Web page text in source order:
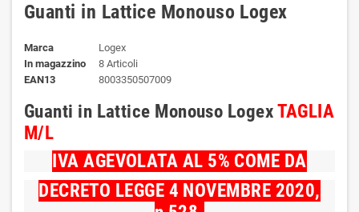
Guanti in Lattice Monouso Logex
Marca
Logex
In magazzino
8 Articoli
EAN13
8003350507009
Guanti in Lattice Monouso LogexTAGLIA
M/L
IVA AGEVOLATA AL 5% COME DA
DECRETO LEGGE 4 NOVEMBRE 2020,